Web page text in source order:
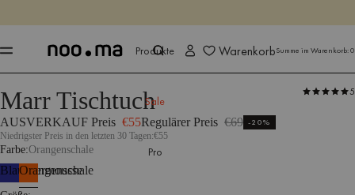
Jetzt shoppen
Produkte
Sale
Pro
WarenkorbSumme im Warenkorb:0
Produkte Alle Textilien Tischdecken
Marr Tischtuch 5
AUSVERKAUF Preis €55Regulärer Preis €69 -20%
Niedrigster Preis in den letzten 30 Tagen:€55
Farbe Orangenschale
Blaubeermousse
Orangenschale